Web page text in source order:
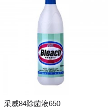
采威84除菌液650